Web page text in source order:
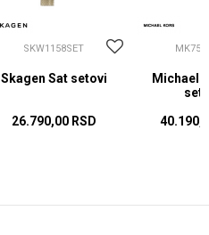
SKW1158SET
Skagen Sat setovi
26.790,00 RSD
Michael